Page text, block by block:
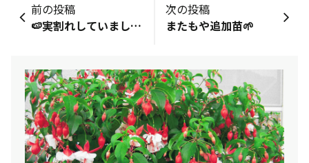
前の投稿
🍉実割れしていました。
次の投稿
またもや追加苗🌱